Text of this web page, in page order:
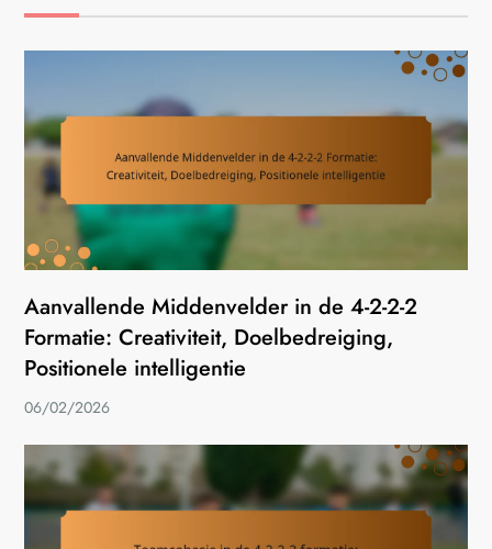
Aanvallende Middenvelder in de 4-2-2-2
Formatie: Creativiteit, Doelbedreiging,
Positionele intelligentie
06/02/2026